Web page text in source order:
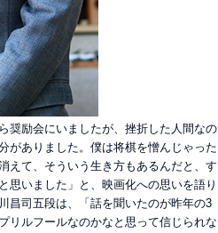
奨励会にいましたが、挫折した人間なの
がありました。僕は将棋を憎んじゃった
えて、そういう生き方もあるんだと、す
思いました」と、映画化への思いを語り
昌司五段は、「話を聞いたのが昨年の3
リルフールなのかなと思って信じられな